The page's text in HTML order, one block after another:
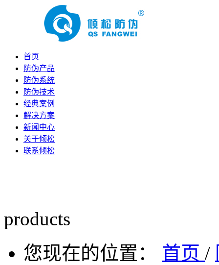
首页
防伪产品
防伪系统
防伪技术
经典案例
解决方案
新闻中心
关于倾松
联系倾松
products
您现在的位置：
首页 /